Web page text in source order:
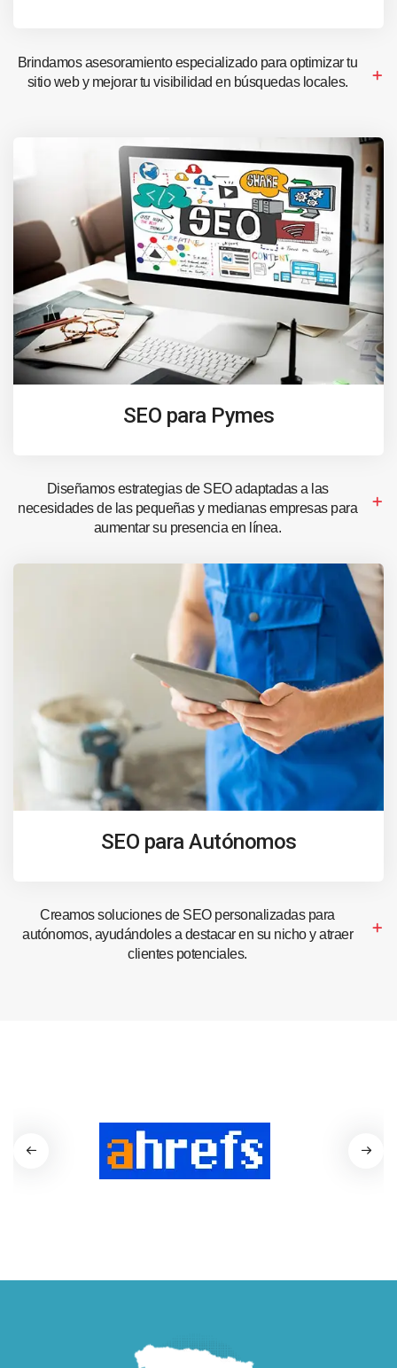
Brindamos asesoramiento especializado para optimizar tu
sitio web y mejorar tu visibilidad en búsquedas locales.
SEO para Pymes
Diseñamos estrategias de SEO adaptadas a las
necesidades de las pequeñas y medianas empresas para
aumentar su presencia en línea.
SEO para Autónomos
Creamos soluciones de SEO personalizadas para
autónomos, ayudándoles a destacar en su nicho y atraer
clientes potenciales.